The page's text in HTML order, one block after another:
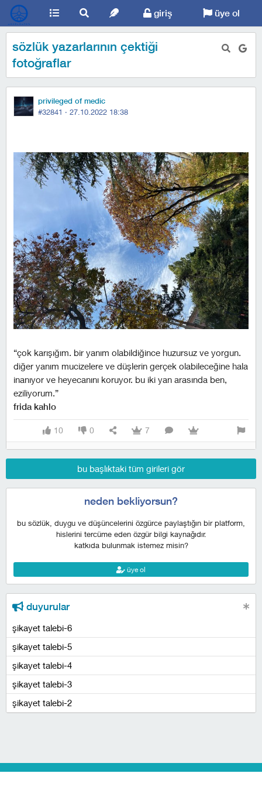
giriş üye ol
sözlük yazarlarının çektiği
fotoğraflar
privileged of medic
#32841 · 27.10.2022 18:38
“çok karışığım. bir yanım olabildiğince huzursuz ve yorgun.
diğer yanım mucizelere ve düşlerin gerçek olabileceğine hala
inanıyor ve heyecanını koruyor. bu iki yan arasında ben,
eziliyorum.”
frida kahlo
10 0 7
bu başlıktaki tüm girileri gör
neden bekliyorsun?
bu sözlük, duygu ve düşüncelerini özgürce paylaştığın bir platform,
hislerini tercüme eden özgür bilgi kaynağıdır.
katkıda bulunmak istemez misin?
üye ol
duyurular
şikayet talebi-6
şikayet talebi-5
şikayet talebi-4
şikayet talebi-3
şikayet talebi-2